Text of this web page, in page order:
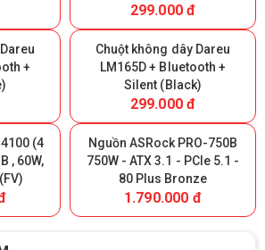
299.000 đ
+
Chuột không dây Dareu
LM165D + Bluetooth +
Silent (Black)
299.000 đ
(4
, 60W,
Nguồn ASRock PRO-750B
750W - ATX 3.1 - PCIe 5.1 -
80 Plus Bronze
1.790.000 đ
Top 18 tựa game PC huyền thoại gắn liền
với tuổi thơ của game thủ Việt vào những
năm 2000
Top 18 tựa game PC huyền thoại gắn liền với tuổi